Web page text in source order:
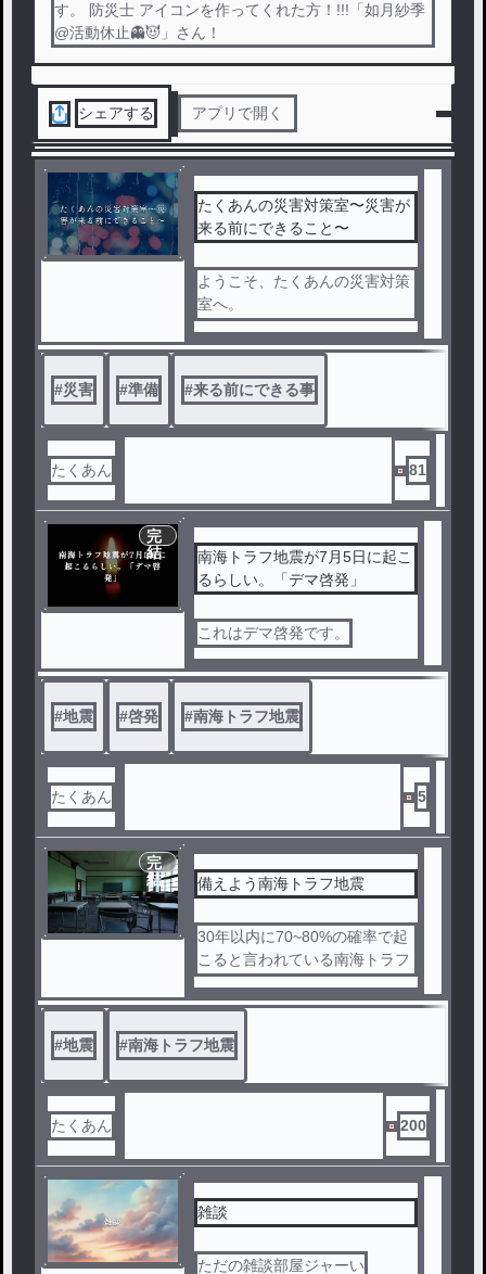
す。 防災士 アイコンを作ってくれた方！!!!「如月紗季
@活動休止👻😈」さん！
シェアする アプリで開く
たくあんの災害対策室〜災害が
来る前にできること〜
ようこそ、たくあんの災害対策
室へ。
ここでは災害が来る前にできる
ことを紹介していきます。(豆
知識が多いです。)
#災害 #準備 #来る前にできる事
たくあん 81
完
結
南海トラフ地震が7月5日に起こ
るらしい。「デマ啓発」
これはデマ啓発です。
#地震 #啓発 #南海トラフ地震
たくあん 5
完
結
備えよう南海トラフ地震
30年以内に70~80%の確率で起
こると言われている南海トラフ
地震。
南海トラフは1人１人が減災や
防災を意識すれば１人でも多く
の人の命を救えるはずです。
#地震 #南海トラフ地震
たくあん 200
雑談
ただの雑談部屋ジャーい